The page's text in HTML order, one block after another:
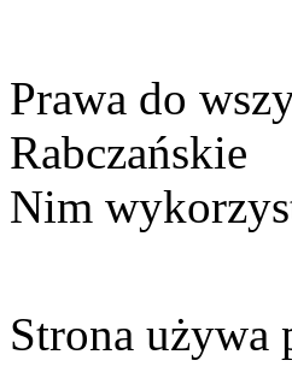
Prawa do
Rabczańskie
Nim
Strona